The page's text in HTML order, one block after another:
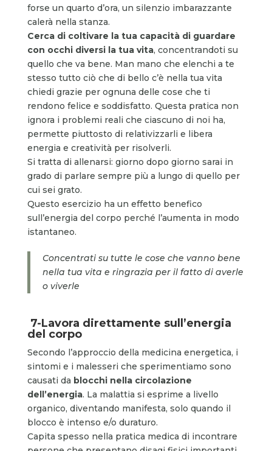
forse un quarto d’ora, un silenzio imbarazzante
calerà nella stanza.
Cerca di coltivare la tua capacità di guardare
con occhi diversi la tua vita, concentrandoti su
quello che va bene. Man mano che elenchi a te
stesso tutto ciò che di bello c’è nella tua vita
chiedi grazie per ognuna delle cose che ti
rendono felice e soddisfatto. Questa pratica non
ignora i problemi reali che ciascuno di noi ha,
permette piuttosto di relativizzarli e libera
energia e creatività per risolverli.
Si tratta di allenarsi: giorno dopo giorno sarai in
grado di parlare sempre più a lungo di quello per
cui sei grato.
Questo esercizio ha un effetto benefico
sull’energia del corpo perché l’aumenta in modo
istantaneo.
Concentrati su tutte le cose che vanno bene
nella tua vita e ringrazia per il fatto di averle
o viverle
7-Lavora direttamente sull’energia
del corpo
Secondo l’approccio della medicina energetica, i
sintomi e i malesseri che sperimentiamo sono
causati da blocchi nella circolazione
dell’energia. La malattia si esprime a livello
organico, diventando manifesta, solo quando il
blocco è intenso e/o duraturo.
Capita spesso nella pratica medica di incontrare